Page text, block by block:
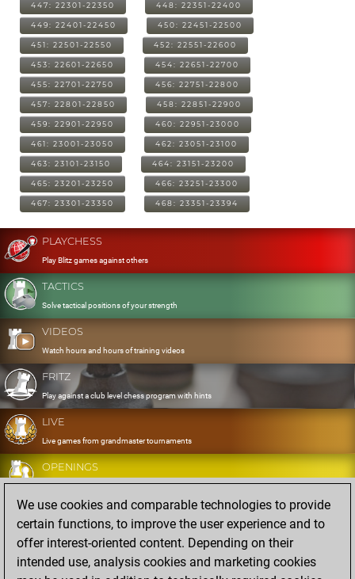
447: 22301-22350 448: 22351-22400
449: 22401-22450 450: 22451-22500
451: 22501-22550 452: 22551-22600
453: 22601-22650 454: 22651-22700
455: 22701-22750 456: 22751-22800
457: 22801-22850 458: 22851-22900
459: 22901-22950 460: 22951-23000
461: 23001-23050 462: 23051-23100
463: 23101-23150 464: 23151-23200
465: 23201-23250 466: 23251-23300
467: 23301-23350 468: 23351-23394
PLAYCHESS
Play Blitz games against others
TACTICS
Solve tactical positions of your strength
VIDEOS
Watch hours and hours of training videos
FRITZ
Play against a club level chess program with hints
LIVE
Live games from grandmaster tournaments
OPENINGS
Develop and exercise your openings
DATABASE
Eight million strong games
MYGAMES
Store and analyse your own games in the cloud
We use cookies and comparable technologies to provide
certain functions, to improve the user experience and to
offer interest-oriented content. Depending on their
intended use, analysis cookies and marketing cookies